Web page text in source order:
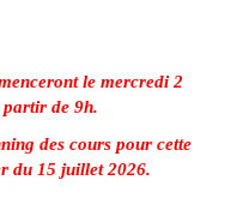
le mercredi 2
partir de 9h.
des cours pour cette
du 15 juillet 2026.